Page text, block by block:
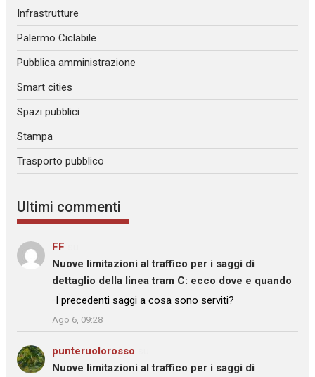
Infrastrutture
Palermo Ciclabile
Pubblica amministrazione
Smart cities
Spazi pubblici
Stampa
Trasporto pubblico
Ultimi commenti
FF
Nuove limitazioni al traffico per i saggi di
dettaglio della linea tram C: ecco dove e quando
: “I precedenti saggi a cosa sono serviti?
Ago 6, 09:28
punteruolorosso
Nuove limitazioni al traffico per i saggi di